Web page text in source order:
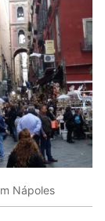
Nápoles